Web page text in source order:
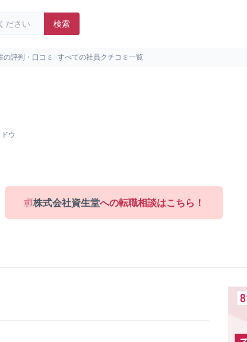
検索
評判・口コミ すべての社員クチコミ一覧
ウ
株式会社資生堂への転職相談はこちら！